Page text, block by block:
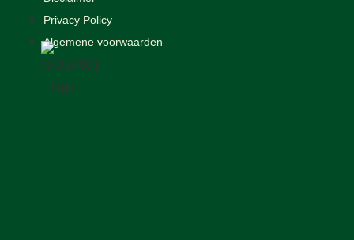
Privacy Policy
Algemene voorwaarden